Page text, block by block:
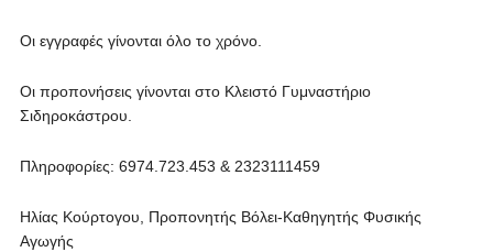
Οι εγγραφές γίνονται όλο το χρόνο.
Οι προπονήσεις γίνονται στο Κλειστό Γυμναστήριο
Σιδηροκάστρου.
Πληροφορίες: 6974.723.453 & 2323111459
Ηλίας Κούρτογου, Προπονητής Βόλει-Καθηγητής Φυσικής
Αγωγής